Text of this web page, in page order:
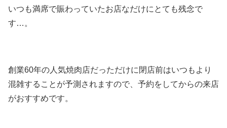
いつも満席で賑わっていたお店なだけにとても残念で
す…。
創業60年の人気焼肉店だっただけに閉店前はいつもより
混雑することが予測されますので、予約をしてからの来店
がおすすめです。